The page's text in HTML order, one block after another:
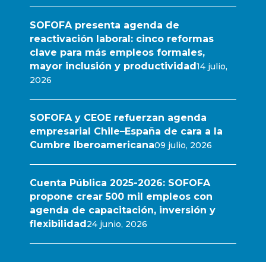
SOFOFA presenta agenda de
reactivación laboral: cinco reformas
clave para más empleos formales,
mayor inclusión y productividad14 julio,
2026
SOFOFA y CEOE refuerzan agenda
empresarial Chile–España de cara a la
Cumbre Iberoamericana09 julio, 2026
Cuenta Pública 2025-2026: SOFOFA
propone crear 500 mil empleos con
agenda de capacitación, inversión y
flexibilidad24 junio, 2026